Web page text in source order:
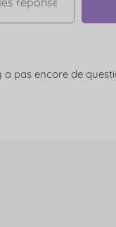
a pas encore de